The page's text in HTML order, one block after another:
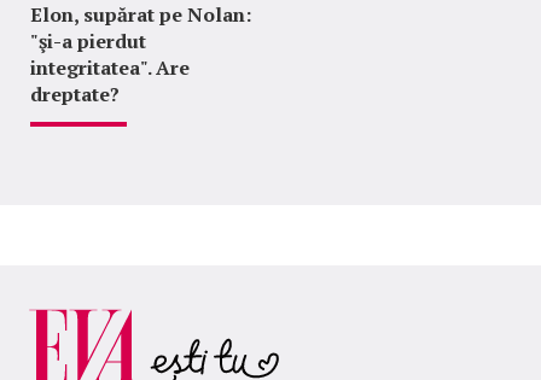
Elon, supărat pe Nolan:
"şi-a pierdut
integritatea". Are
dreptate?